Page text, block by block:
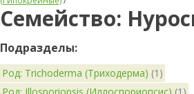
Семейство:
Подразделы:
Род: Trichoderma (Триходерма) (1)